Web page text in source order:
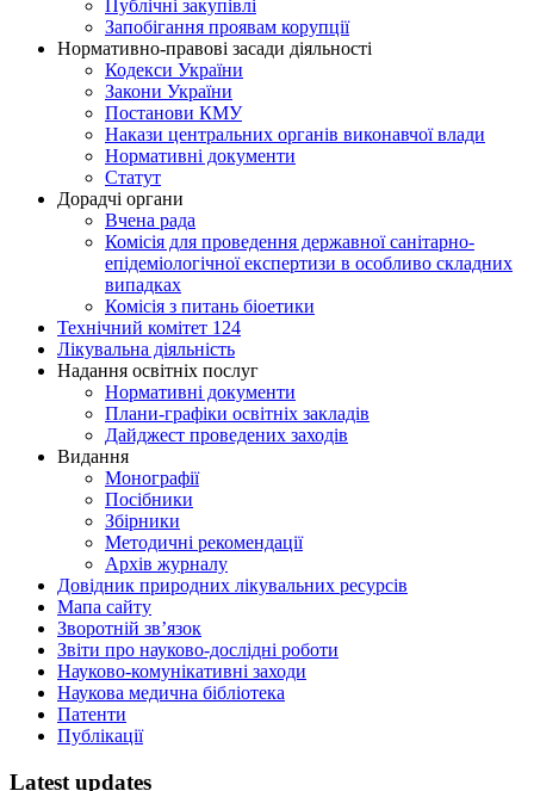
Публічні закупівлі
Запобігання проявам корупції
Нормативно-правові засади діяльності
Кодекси України
Закони України
Постанови КМУ
Накази центральних органів виконавчої влади
Нормативні документи
Статут
Дорадчі органи
Вчена рада
Комісія для проведення державної санітарно-
епідеміологічної експертизи в особливо складних
випадках
Комісія з питань біоетики
Технічний комітет 124
Лікувальна діяльність
Надання освітніх послуг
Нормативні документи
Плани-графіки освітніх закладів
Дайджест проведених заходів
Видання
Монографії
Посібники
Збірники
Методичні рекомендації
Архів журналу
Довідник природних лікувальних ресурсів
Мапа сайту
Зворотній зв’язок
Звіти про науково-дослідні роботи
Науково-комунікативні заходи
Наукова медична бібліотека
Патенти
Публікації
Latest updates